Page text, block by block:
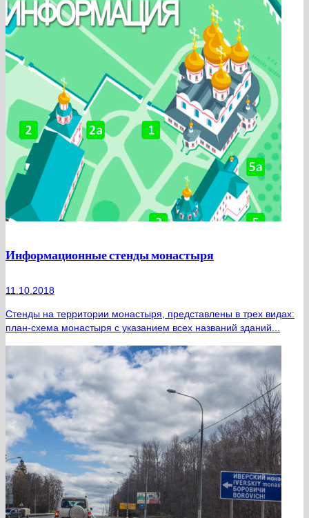
Информационные стенды монастыря
11.10.2018
Стенды на территории монастыря, представлены в трех видах:
план-схема монастыря с указанием всех названий зданий...